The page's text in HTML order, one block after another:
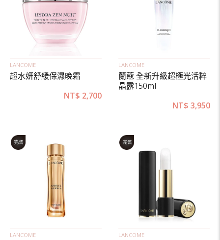
LANCOME
超水妍舒緩保濕晚霜
NT$ 2,700
LANCOME
蘭蔻 全新升級超極光活粹
晶露150ml
NT$ 3,950
LANCOME LANCOME